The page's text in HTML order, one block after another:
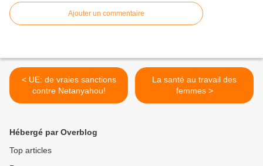
Ajouter un commentaire
< UE: de vraies sanctions
contre Netanyahou!
La santé au travail des
femmes >
Hébergé par Overblog
Top articles